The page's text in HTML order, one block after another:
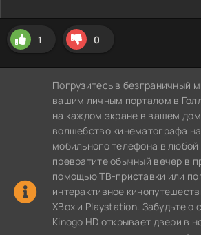
1 0
Погрузитесь в безграничный
вашим личным порталом в
на каждом экране в вашем
волшебство кинематографа
мобильного телефона в любой
превратите обычный вечер в
помощью ТВ-приставки или
интерактивное
XBox и Playstation. Забудьте о
Kinogo HD открывает двери в